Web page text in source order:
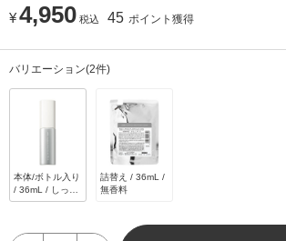
¥4,950 税込 45 ポイント獲得
バリエーション(2件)
本体/ボトル入り
/ 36mL / しっと
り / 無香料
詰替え / 36mL /
無香料